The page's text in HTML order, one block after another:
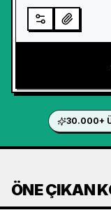
30.000+
ÖNE ÇIKAN